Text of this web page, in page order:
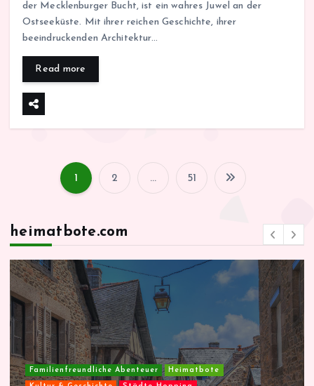
der Mecklenburger Bucht, ist ein wahres Juwel an der
Ostseeküste. Mit ihrer reichen Geschichte, ihrer
beeindruckenden Architektur…
Read more
S
i
t
n
1 2 … 51
heimatbote.com
Familienfreundliche Abenteuer Heimatbote
Kultur & Geschichte Städte-Hopping